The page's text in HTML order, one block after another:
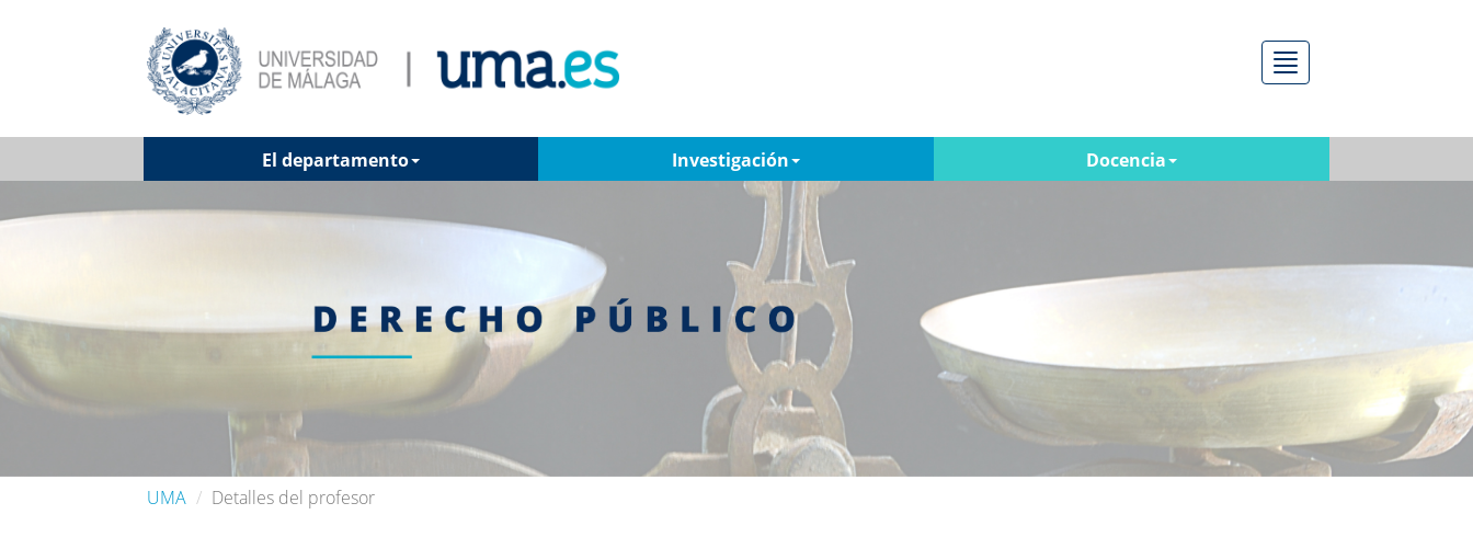
Menú
El departamento Investigación Docencia
UMA Detalles del profesor